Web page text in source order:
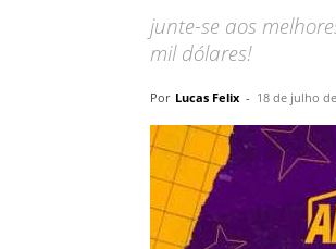
junte-se aos
mil dólares!
Por Lucas Felix - 18 de julho